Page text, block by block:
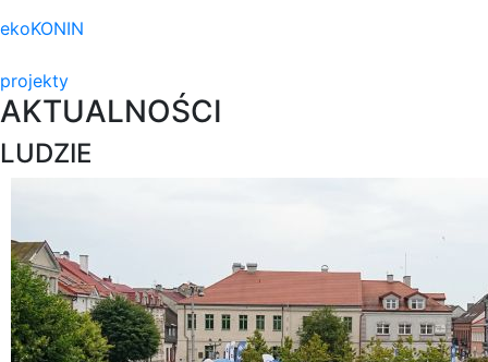
ekoKONIN
projekty
AKTUALNOŚCI
LUDZIE